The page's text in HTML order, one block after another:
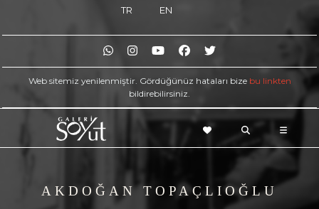
TR EN
Web sitemiz yenilenmiştir. Gördüğünüz hataları bize bu linkten
bildirebilirsiniz.
AKDOĞAN TOPAÇLIOĞLU